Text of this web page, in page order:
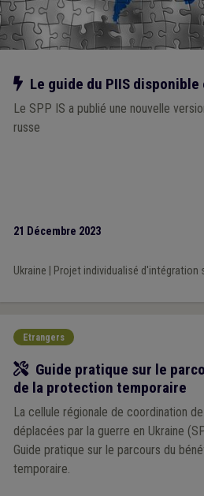
Notre action
Le guide du PIIS disponible
Le SPP IS a publié une nouvelle
russe
21 Décembre 2023
Ukraine Projet individualisé d'intégration
Etrangers
Outil
Guide pratique sur le
de la protection temporaire
La cellule régionale de coordination
déplacées par la guerre en Ukraine
Guide pratique sur le parcours du
temporaire.